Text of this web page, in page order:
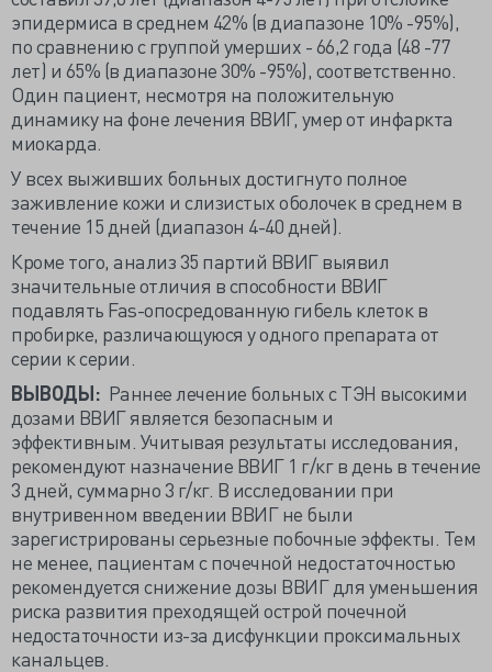
эпидермиса в среднем 42% (в диапазоне 10% -95%),
по сравнению с группой умерших - 66,2 года (48 -77
лет) и 65% (в диапазоне 30% -95%), соответственно.
Один пациент, несмотря на положительную
динамику на фоне лечения ВВИГ, умер от инфаркта
миокарда.
У всех выживших больных достигнуто полное
заживление кожи и слизистых оболочек в среднем в
течение 15 дней (диапазон 4-40 дней).
Кроме того, анализ 35 партий ВВИГ выявил
значительные отличия в способности ВВИГ
подавлять Fas-опосредованную гибель клеток в
пробирке, различающуюся у одного препарата от
серии к серии.
ВЫВОДЫ: Раннее лечение больных с ТЭН высокими
дозами ВВИГ является безопасным и
эффективным. Учитывая результаты исследования,
рекомендуют назначение ВВИГ 1 г/кг в день в течение
3 дней, суммарно 3 г/кг. В исследовании при
внутривенном введении ВВИГ не были
зарегистрированы серьезные побочные эффекты. Тем
не менее, пациентам с почечной недостаточностью
рекомендуется снижение дозы ВВИГ для уменьшения
риска развития преходящей острой почечной
недостаточности из-за дисфункции проксимальных
канальцев.